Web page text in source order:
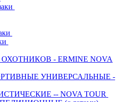
- ERMINE NOVA
УНИВЕРСАЛЬНЫЕ -
-- NOVA TOUR